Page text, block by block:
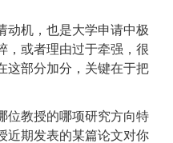
机，也是大学申请中极
，或者理由过于牵强，很
这部分加分，关键在于把
教授的哪项研究方向特
近期发表的某篇论文对你